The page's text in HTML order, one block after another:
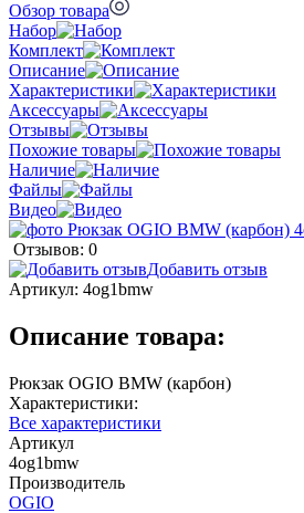
Обзор товара
Набор
Комплект
Описание
Характеристики
Аксессуары
Отзывы
Похожие товары
Наличие
Файлы
Видео
Отзывов: 0
Добавить отзыв
Артикул: 4og1bmw
Описание товара:
Рюкзак OGIO BMW (карбон)
Характеристики:
Все характеристики
Артикул
4og1bmw
Производитель
OGIO